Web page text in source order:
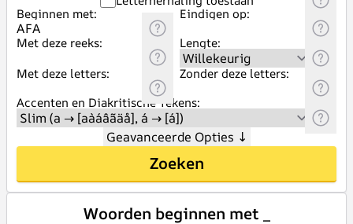
Beginnen met:
Eindigen op:
Met deze reeks:
Lengte:
Met deze letters:
Zonder deze letters:
Accenten en Diakritische Tekens:
Geavanceerde Opties ↓
Zoeken
Woorden beginnen met _